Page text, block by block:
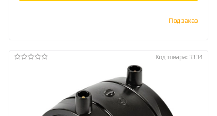
Под заказ
Код товара: 3334